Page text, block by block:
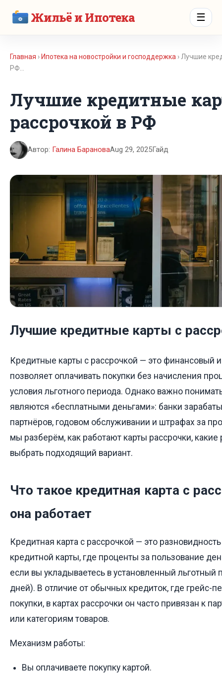
Жильё и Ипотека ☰
Главная › Ипотека на новостройки и господдержка › Лучшие
РФ…
Лучшие кредитные
рассрочкой в РФ
Автор: Галина БарановаAug 29, 2025Гайд
Лучшие кредитные карты с
Кредитные карты с рассрочкой — это финансовый
позволяет оплачивать покупки без начисления
условия льготного периода. Однако важно
являются «бесплатными деньгами»: банки
партнёров, годовом обслуживании и штрафах за
мы разберём, как работают карты рассрочки, какие
выбрать подходящий вариант.
Что такое кредитная карта с
она работает
Кредитная карта с рассрочкой — это
кредитной карты, где проценты за пользование
если вы укладываетесь в установленный
дней). В отличие от обычных кредиток, где грейс-
покупки, в картах рассрочки он часто привязан к
или категориям товаров.
Механизм работы:
Вы оплачиваете покупку картой.